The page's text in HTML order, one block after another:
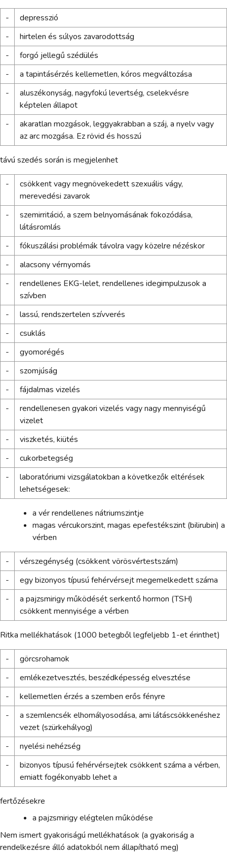
-
depresszió
-
hirtelen és súlyos zavarodottság
-
forgó jellegű szédülés
-
a tapintásérzés kellemetlen, kóros megváltozása
-
aluszékonyság, nagyfokú levertség, cselekvésre
képtelen állapot
-
akaratlan mozgások, leggyakrabban a száj, a nyelv vagy
az arc mozgása. Ez rövid és hosszú
távú szedés során is megjelenhet
-
csökkent vagy megnövekedett szexuális vágy,
merevedési zavarok
-
szemirritáció, a szem belnyomásának fokozódása,
látásromlás
-
fókuszálási problémák távolra vagy közelre nézéskor
-
alacsony vérnyomás
-
rendellenes EKG-lelet, rendellenes idegimpulzusok a
szívben
-
lassú, rendszertelen szívverés
-
csuklás
-
gyomorégés
-
szomjúság
-
fájdalmas vizelés
-
rendellenesen gyakori vizelés vagy nagy mennyiségű
vizelet
-
viszketés, kiütés
-
cukorbetegség
-
laboratóriumi vizsgálatokban a következők eltérések
lehetségesek:
a vér rendellenes nátriumszintje
magas vércukorszint, magas epefestékszint (bilirubin) a
vérben
-
vérszegénység (csökkent vörösvértestszám)
-
egy bizonyos típusú fehérvérsejt megemelkedett száma
-
a pajzsmirigy működését serkentő hormon (TSH)
csökkent mennyisége a vérben
Ritka mellékhatások (1000 betegből legfeljebb 1-et érinthet)
-
görcsrohamok
-
emlékezetvesztés, beszédképesség elvesztése
-
kellemetlen érzés a szemben erős fényre
-
a szemlencsék elhomályosodása, ami látáscsökkenéshez
vezet (szürkehályog)
-
nyelési nehézség
-
bizonyos típusú fehérvérsejtek csökkent száma a vérben,
emiatt fogékonyabb lehet a
fertőzésekre
a pajzsmirigy elégtelen működése
Nem ismert gyakoriságú mellékhatások (a gyakoriság a
rendelkezésre álló adatokból nem állapítható meg)